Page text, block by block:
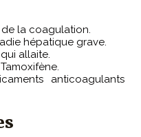
la coagulation.
hépatique grave.
allaite.
anticoagulants